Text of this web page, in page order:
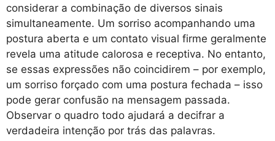
considerar a combinação de diversos sinais
simultaneamente. Um sorriso acompanhando uma
postura aberta e um contato visual firme geralmente
revela uma atitude calorosa e receptiva. No entanto,
se essas expressões não coincidirem – por exemplo,
um sorriso forçado com uma postura fechada – isso
pode gerar confusão na mensagem passada.
Observar o quadro todo ajudará a decifrar a
verdadeira intenção por trás das palavras.